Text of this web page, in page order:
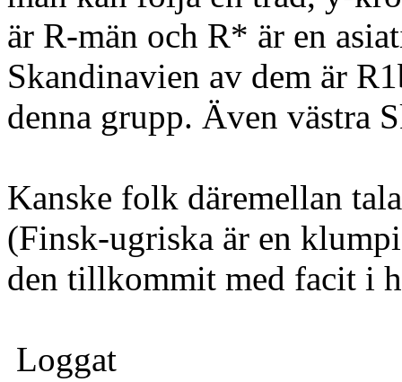
är R-män och R* är en
Skandinavien av dem är
denna grupp. Även västra
Kanske folk däremellan
(Finsk-ugriska är en
den tillkommit med facit i
Loggat